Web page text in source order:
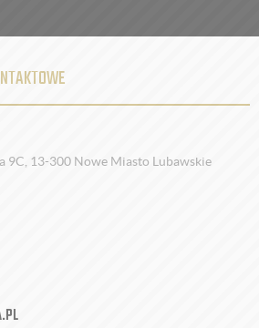
9C, 13-300 Nowe Miasto Lubawskie